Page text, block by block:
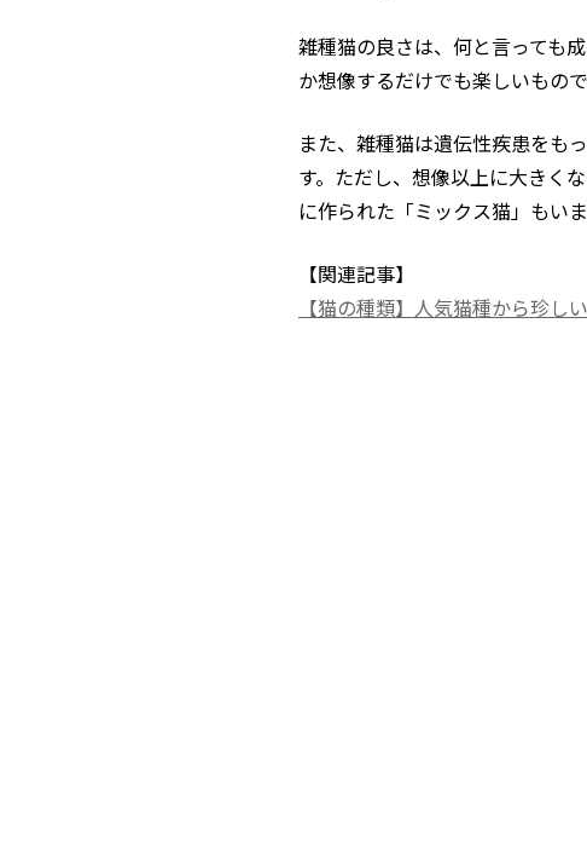
雑種猫の良さは、何と言っても
か想像するだけでも楽しいもので
また、雑種猫は遺伝性疾患をも
す。ただし、想像以上に大きく
に作られた「ミックス猫」もいま
【関連記事】
【猫の種類】人気猫種から珍し